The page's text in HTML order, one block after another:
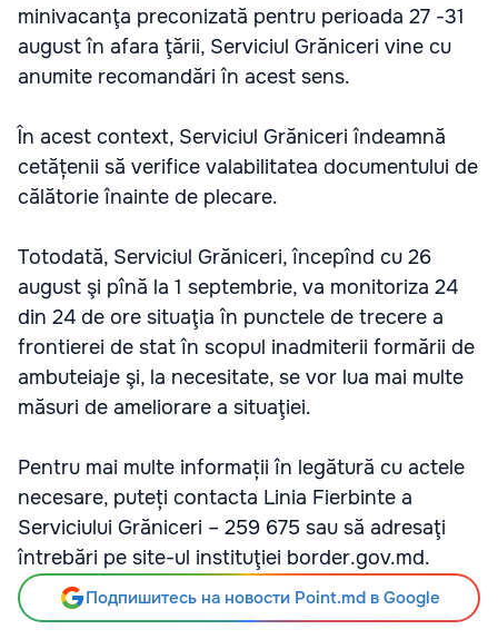
minivacanţa preconizată pentru perioada 27 -31
august în afara ţării, Serviciul Grăniceri vine cu
anumite recomandări în acest sens.
În acest context, Serviciul Grăniceri îndeamnă
cetățenii să verifice valabilitatea documentului de
călătorie înainte de plecare.
Totodată, Serviciul Grăniceri, începînd cu 26
august şi pînă la 1 septembrie, va monitoriza 24
din 24 de ore situaţia în punctele de trecere a
frontierei de stat în scopul inadmiterii formării de
ambuteiaje şi, la necesitate, se vor lua mai multe
măsuri de ameliorare a situaţiei.
Pentru mai multe informații în legătură cu actele
necesare, puteți contacta Linia Fierbinte a
Serviciului Grăniceri – 259 675 sau să adresaţi
întrebări pe site-ul instituţiei border.gov.md.
Подпишитесь на новости Point.md в Google